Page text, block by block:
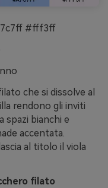
#fff3ff
che si dissolve al
rendono gli inviti
spazi bianchi e
accentata.
al titolo il viola
filato